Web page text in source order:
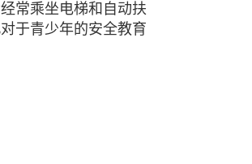
常乘坐电梯和自动扶
于青少年的安全教育